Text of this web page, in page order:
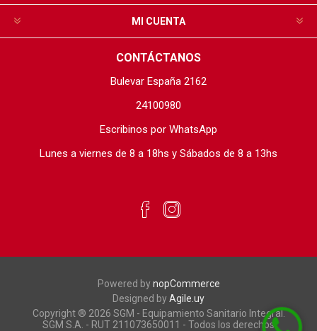
MI CUENTA
CONTÁCTANOS
Bulevar España 2162
24100980
Escribinos por WhatsApp
Lunes a viernes de 8 a 18hs y Sábados de 8 a 13hs
Powered bynopCommerce
Designed byAgile.uy
Copyright ® 2026 SGM - Equipamiento Sanitario Integral.
SGM S.A. - RUT 211073650011 - Todos los derechos